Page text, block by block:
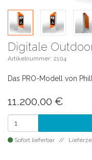
Digitale
Artikelnummer: 2104
Das PRO-Modell von
11.200,00 €
Sofort lieferbar